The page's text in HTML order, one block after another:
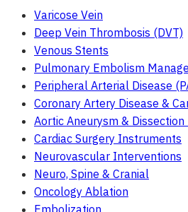
Varicose Vein
Deep Vein Thrombosis (DVT)
Venous Stents
Pulmonary Embolism
Peripheral Arterial Disease
Coronary Artery Disease &
Aortic Aneurysm & Dissection
Cardiac Surgery Instruments
Neurovascular Interventions
Neuro, Spine & Cranial
Oncology Ablation
Embolization